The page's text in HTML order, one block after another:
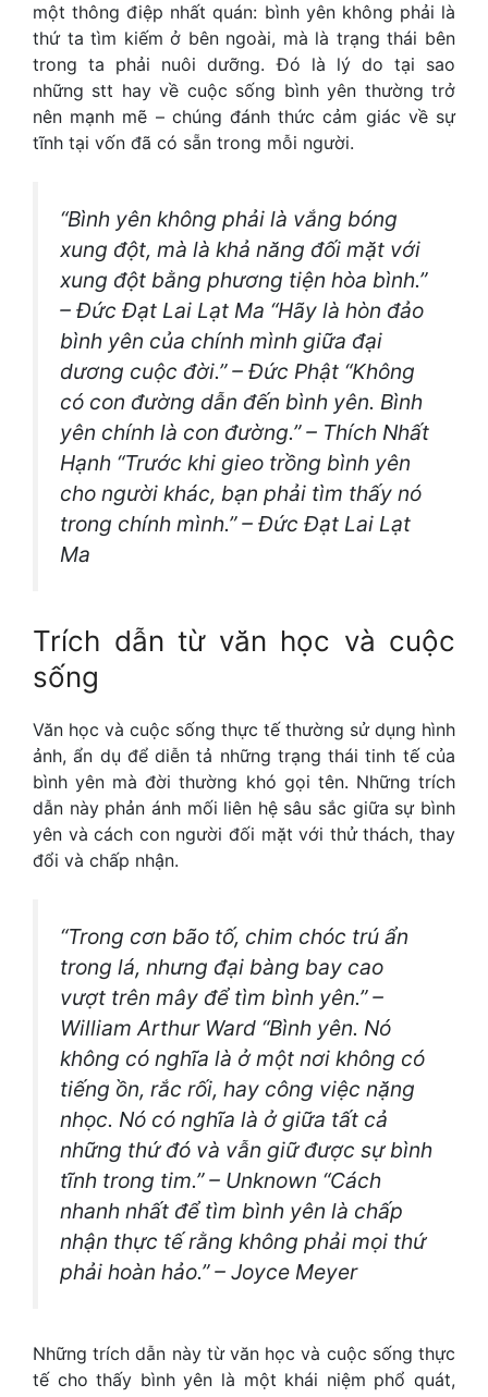
một thông điệp nhất quán: bình yên không phải là
thứ ta tìm kiếm ở bên ngoài, mà là trạng thái bên
trong ta phải nuôi dưỡng. Đó là lý do tại sao
những stt hay về cuộc sống bình yên thường trở
nên mạnh mẽ – chúng đánh thức cảm giác về sự
tĩnh tại vốn đã có sẵn trong mỗi người.
“Bình yên không phải là vắng bóng
xung đột, mà là khả năng đối mặt với
xung đột bằng phương tiện hòa bình.”
– Đức Đạt Lai Lạt Ma “Hãy là hòn đảo
bình yên của chính mình giữa đại
dương cuộc đời.” – Đức Phật “Không
có con đường dẫn đến bình yên. Bình
yên chính là con đường.” – Thích Nhất
Hạnh “Trước khi gieo trồng bình yên
cho người khác, bạn phải tìm thấy nó
trong chính mình.” – Đức Đạt Lai Lạt
Ma
Trích dẫn từ văn học và cuộc
sống
Văn học và cuộc sống thực tế thường sử dụng hình
ảnh, ẩn dụ để diễn tả những trạng thái tinh tế của
bình yên mà đời thường khó gọi tên. Những trích
dẫn này phản ánh mối liên hệ sâu sắc giữa sự bình
yên và cách con người đối mặt với thử thách, thay
đổi và chấp nhận.
“Trong cơn bão tố, chim chóc trú ẩn
trong lá, nhưng đại bàng bay cao
vượt trên mây để tìm bình yên.” –
William Arthur Ward “Bình yên. Nó
không có nghĩa là ở một nơi không có
tiếng ồn, rắc rối, hay công việc nặng
nhọc. Nó có nghĩa là ở giữa tất cả
những thứ đó và vẫn giữ được sự bình
tĩnh trong tim.” – Unknown “Cách
nhanh nhất để tìm bình yên là chấp
nhận thực tế rằng không phải mọi thứ
phải hoàn hảo.” – Joyce Meyer
Những trích dẫn này từ văn học và cuộc sống thực
tế cho thấy bình yên là một khái niệm phổ quát,